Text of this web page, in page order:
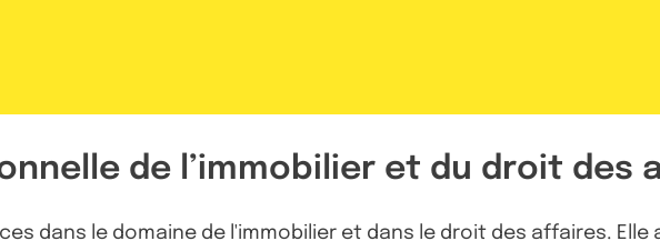
de l’immobilier et du droit des
dans le domaine de l'immobilier et dans le droit des affaires.